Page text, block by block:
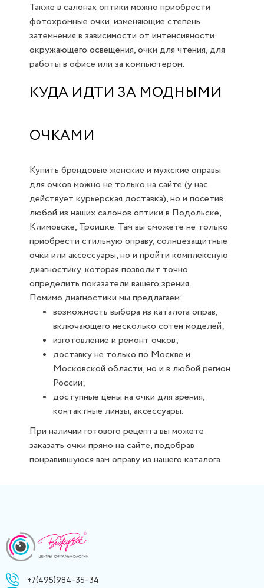
Также в салонах оптики можно приобрести
фотохромные очки, изменяющие степень
затемнения в зависимости от интенсивности
окружающего освещения, очки для чтения, для
работы в офисе или за компьютером.
КУДА ИДТИ ЗА МОДНЫМИ
ОЧКАМИ
Купить брендовые женские и мужские оправы
для очков можно не только на сайте (у нас
действует курьерская доставка), но и посетив
любой из наших салонов оптики в Подольске,
Климовске, Троицке. Там вы сможете не только
приобрести стильную оправу, солнцезащитные
очки или аксессуары, но и пройти комплексную
диагностику, которая позволит точно
определить показатели вашего зрения.
Помимо диагностики мы предлагаем:
возможность выбора из каталога оправ,
включающего несколько сотен моделей;
изготовление и ремонт очков;
доставку не только по Москве и
Московской области, но и в любой регион
России;
доступные цены на очки для зрения,
контактные линзы, аксессуары.
При наличии готового рецепта вы можете
заказать очки прямо на сайте, подобрав
понравившуюся вам оправу из нашего каталога.
+7(495)984-35-34